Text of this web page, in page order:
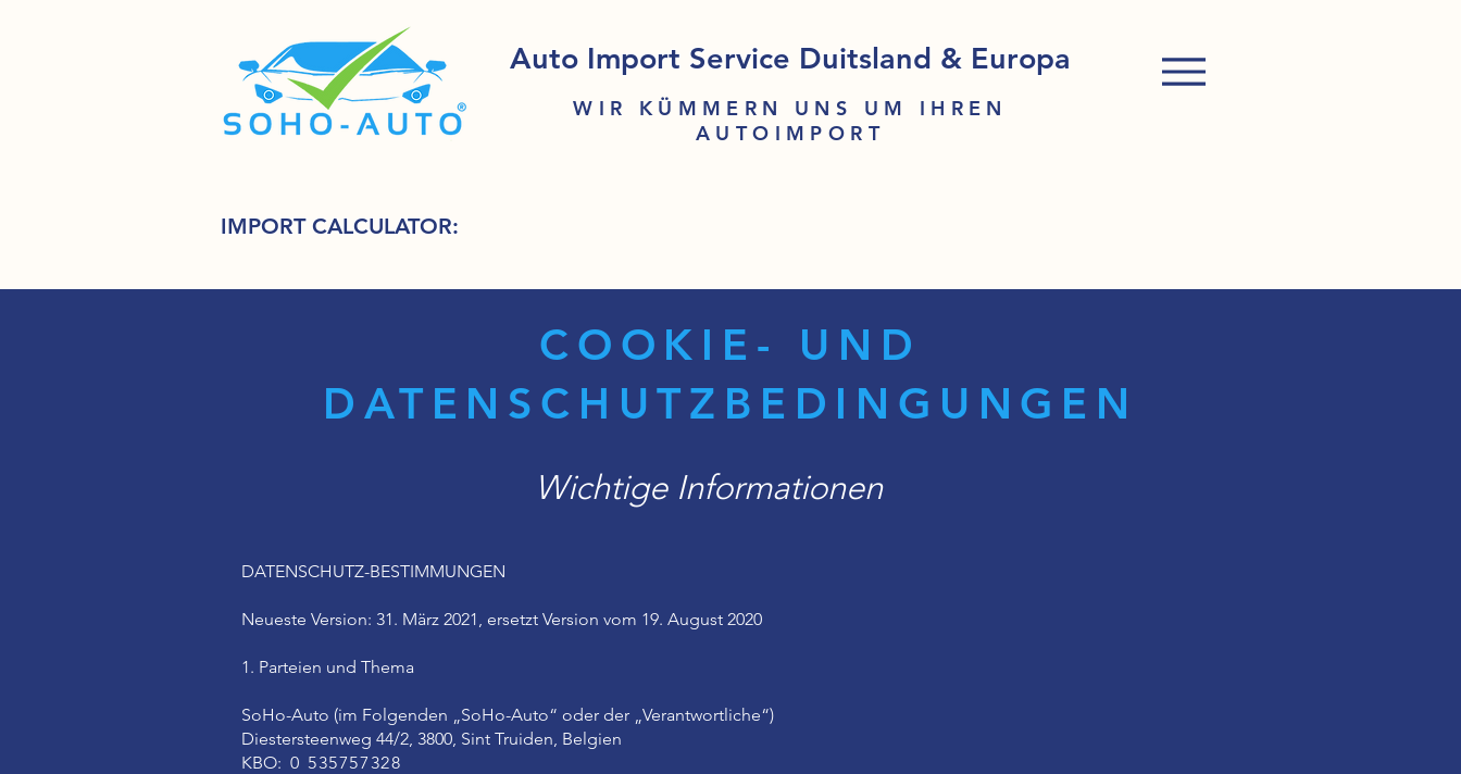
Auto Import Service Duitsland & Europa
WIR KÜMMERN UNS UM IHREN
AUTOIMPORT
IMPORT CALCULATOR:
COOKIE- UND
DATENSCHUTZBEDINGUNGEN
Wichtige Informationen
DATENSCHUTZ-BESTIMMUNGEN
Neueste Version: 31. März 2021, ersetzt Version vom 19. August 2020
1. Parteien und Thema
SoHo-Auto (im Folgenden „SoHo-Auto“ oder der „Verantwortliche“)
Diestersteenweg 44/2, 3800, Sint Truiden, Belgien
KBO: 0 535757328